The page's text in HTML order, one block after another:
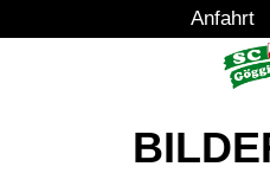
Anfahrt